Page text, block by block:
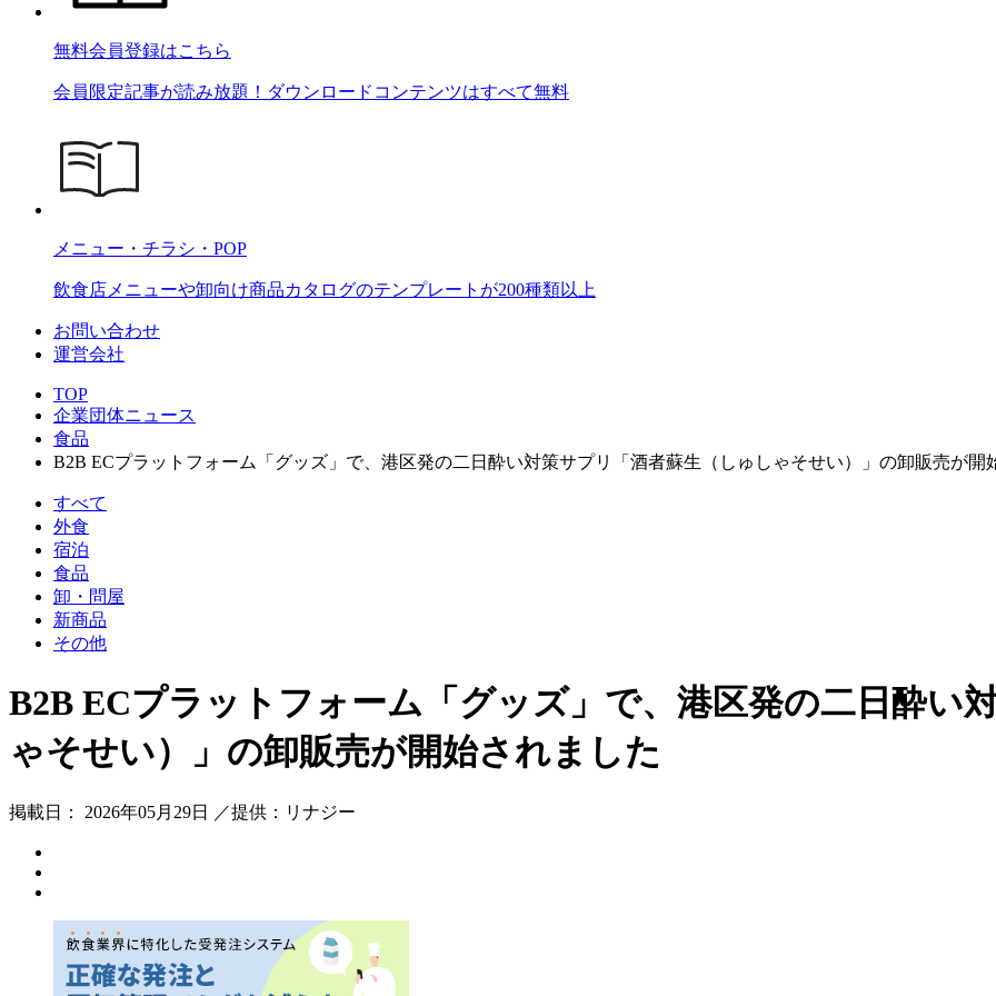
無料会員登録はこちら
会員限定記事が読み放題！ダウンロードコンテンツはすべて無料
メニュー・チラシ・POP
飲食店メニューや卸向け商品カタログのテンプレートが200種類以上
お問い合わせ
運営会社
TOP
企業団体ニュース
食品
B2B ECプラットフォーム「グッズ」で、港区発の二日酔い対策サプリ「酒者蘇生（しゅしゃそせい）」の卸販売が開
すべて
外食
宿泊
食品
卸・問屋
新商品
その他
B2B ECプラットフォーム「グッズ」で、港区発の二日酔い
ゃそせい）」の卸販売が開始されました
掲載日： 2026年05月29日 ／提供：リナジー